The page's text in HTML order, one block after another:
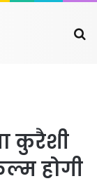
कुरैशी
होगी